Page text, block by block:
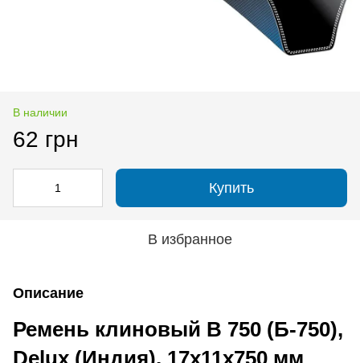
В наличии
62 грн
Купить
В избранное
Описание
Ремень клиновый B 750 (Б-750),
Delux (Индия), 17х11х750 мм